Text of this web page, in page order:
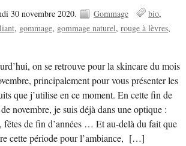
30 novembre 2020. Gommage
bio
gommage gommage naturel rouge à lèvres
on se retrouve pour la skincare du mois
principalement pour vous présenter les
que j’utilise en ce moment. En cette fin de
novembre, je suis déjà dans une optique :
fêtes de fin d’années … Et au-delà du fait que
cette période pour l’ambiance, […]